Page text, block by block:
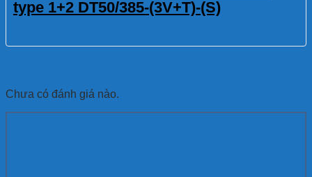
type 1+2 DT50/385-(3V+T)-(S)
Chưa có đánh giá nào.